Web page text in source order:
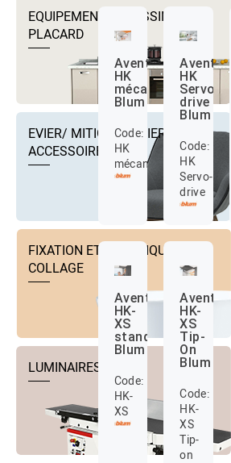
EQUIPEMENTS DRESSING ET
PLACARD
EVIER/ MITIGEUR EVIER ET
ACCESSOIRES
FIXATION ET TECHNIQUE DE
COLLAGE
LUMINAIRES
Aventos
HK
mécanique
Blum
Code:
HK
mécanique
Aventos
HK
Servo-
drive
Blum
Code:
HK
Servo-
drive
Aventos
HK-
XS
standard
Blum
Code:
HK-
XS
Aventos
HK-
XS
Tip-
On
Blum
Code:
HK-
XS
Tip-
on